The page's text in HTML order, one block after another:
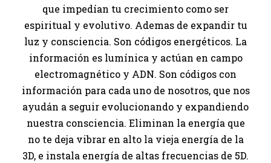
que impedían tu crecimiento como ser
espiritual y evolutivo. Ademas de expandir tu
luz y consciencia. Son códigos energéticos. La
información es lumínica y actúan en campo
electromagnético y ADN. Son códigos con
información para cada uno de nosotros, que nos
ayudán a seguir evolucionando y expandiendo
nuestra consciencia. Eliminan la energía que
no te deja vibrar en alto la vieja energía de la
3D, e instala energía de altas frecuencias de 5D.